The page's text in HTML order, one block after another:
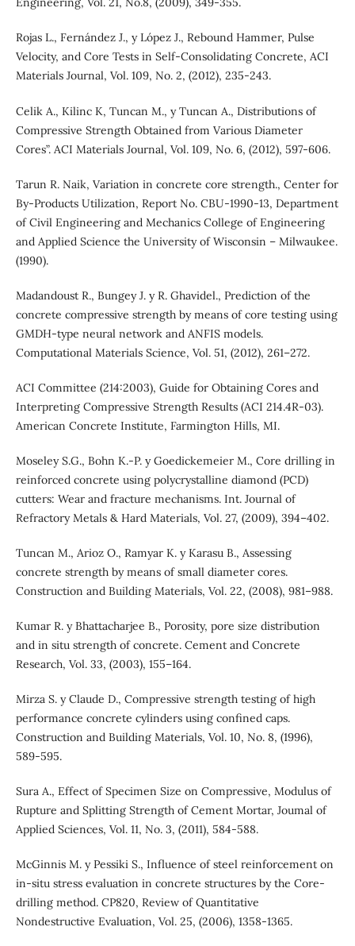
Rojas L., Fernández J., y López J., Rebound Hammer, Pulse
Velocity, and Core Tests in Self-Consolidating Concrete, ACI
Materials Journal, Vol. 109, No. 2, (2012), 235-243.
Celik A., Kilinc K, Tuncan M., y Tuncan A., Distributions of
Compressive Strength Obtained from Various Diameter
Cores”. ACI Materials Journal, Vol. 109, No. 6, (2012), 597-606.
Tarun R. Naik, Variation in concrete core strength., Center for
By-Products Utilization, Report No. CBU-1990-13, Department
of Civil Engineering and Mechanics College of Engineering
and Applied Science the University of Wisconsin – Milwaukee.
(1990).
Madandoust R., Bungey J. y R. Ghavidel., Prediction of the
concrete compressive strength by means of core testing using
GMDH-type neural network and ANFIS models.
Computational Materials Science, Vol. 51, (2012), 261–272.
ACI Committee (214:2003), Guide for Obtaining Cores and
Interpreting Compressive Strength Results (ACI 214.4R-03).
American Concrete Institute, Farmington Hills, MI.
Moseley S.G., Bohn K.-P. y Goedickemeier M., Core drilling in
reinforced concrete using polycrystalline diamond (PCD)
cutters: Wear and fracture mechanisms. Int. Journal of
Refractory Metals & Hard Materials, Vol. 27, (2009), 394–402.
Tuncan M., Arioz O., Ramyar K. y Karasu B., Assessing
concrete strength by means of small diameter cores.
Construction and Building Materials, Vol. 22, (2008), 981–988.
Kumar R. y Bhattacharjee B., Porosity, pore size distribution
and in situ strength of concrete. Cement and Concrete
Research, Vol. 33, (2003), 155–164.
Mirza S. y Claude D., Compressive strength testing of high
performance concrete cylinders using confined caps.
Construction and Building Materials, Vol. 10, No. 8, (1996),
589-595.
Sura A., Effect of Specimen Size on Compressive, Modulus of
Rupture and Splitting Strength of Cement Mortar, Joumal of
Applied Sciences, Vol. 11, No. 3, (2011), 584-588.
McGinnis M. y Pessiki S., Influence of steel reinforcement on
in-situ stress evaluation in concrete structures by the Core-
drilling method. CP820, Review of Quantitative
Nondestructive Evaluation, Vol. 25, (2006), 1358-1365.